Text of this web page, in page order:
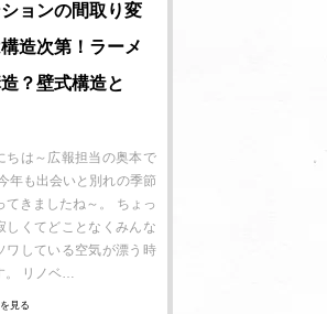
ョンの間取り変
造次第！ラーメ
？壁式構造と
ちは～広報担当の奥本で
年も出会いと別れの季節
てきましたね～。 ちょっ
しくてどことなくみんな
ワしている空気が漂う時
。 リノベ…
見る